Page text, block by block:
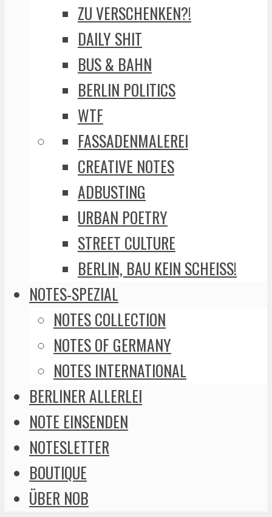
ZU VERSCHENKEN?!
DAILY SHIT
BUS & BAHN
BERLIN POLITICS
WTF
FASSADENMALEREI
CREATIVE NOTES
ADBUSTING
URBAN POETRY
STREET CULTURE
BERLIN, BAU KEIN SCHEISS!
NOTES-SPEZIAL
NOTES COLLECTION
NOTES OF GERMANY
NOTES INTERNATIONAL
BERLINER ALLERLEI
NOTE EINSENDEN
NOTESLETTER
BOUTIQUE
ÜBER NOB